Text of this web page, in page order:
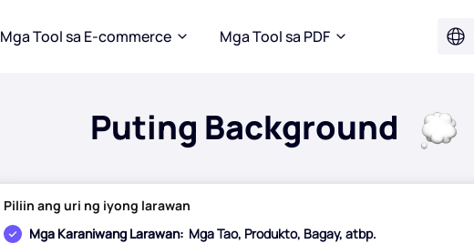
Mga Tool sa E-commerce Mga Tool sa PDF
Puting Background
Piliin ang uri ng iyong larawan
Mga Karaniwang Larawan: Mga Tao, Produkto, Bagay, atbp.